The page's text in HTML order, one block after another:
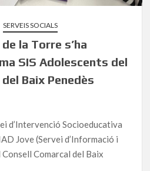
SERVEIS SOCIALS
la Torre s’ha
SIS Adolescents del
Baix Penedès
d’Intervenció Socioeducativa
Jove (Servei d’Informació i
Comarcal del Baix